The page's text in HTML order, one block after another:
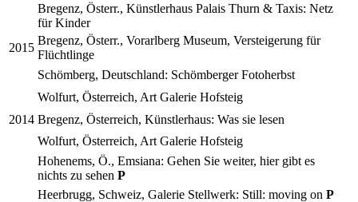
Bregenz, Österr., Künstlerhaus Palais Thurn & Taxis: Netz
für Kinder
2015
Bregenz, Österr., Vorarlberg Museum, Versteigerung für
Flüchtlinge
Schömberg, Deutschland: Schömberger Fotoherbst
Wolfurt, Österreich, Art Galerie Hofsteig
2014 Bregenz, Österreich, Künstlerhaus: Was sie lesen
Wolfurt, Österreich, Art Galerie Hofsteig
Hohenems, Ö., Emsiana: Gehen Sie weiter, hier gibt es
nichts zu sehen P
Heerbrugg, Schweiz, Galerie Stellwerk: Still: moving on P